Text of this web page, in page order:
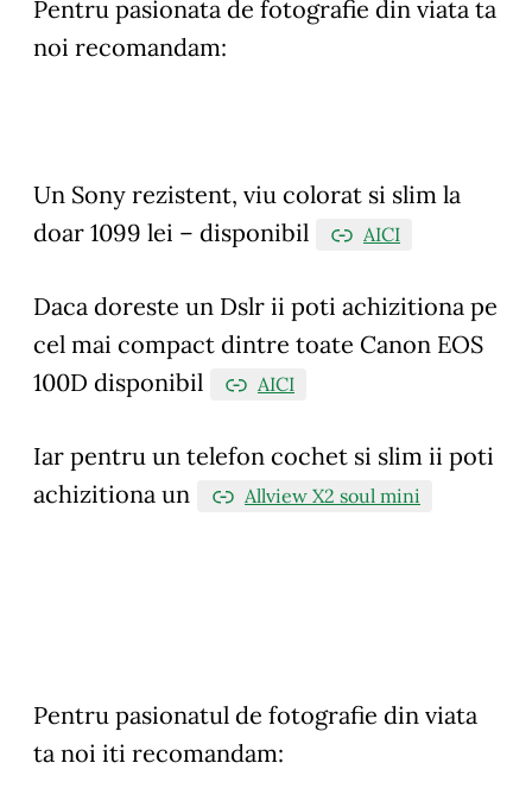
Pentru pasionata de fotografie din viata ta
noi recomandam:
Un Sony rezistent, viu colorat si slim la
doar 1099 lei – disponibil
AICI
Daca doreste un Dslr ii poti achizitiona pe
cel mai compact dintre toate Canon EOS
100D disponibil
AICI
Iar pentru un telefon cochet si slim ii poti
achizitiona un
Allview X2 soul mini
Pentru pasionatul de fotografie din viata
ta noi iti recomandam: